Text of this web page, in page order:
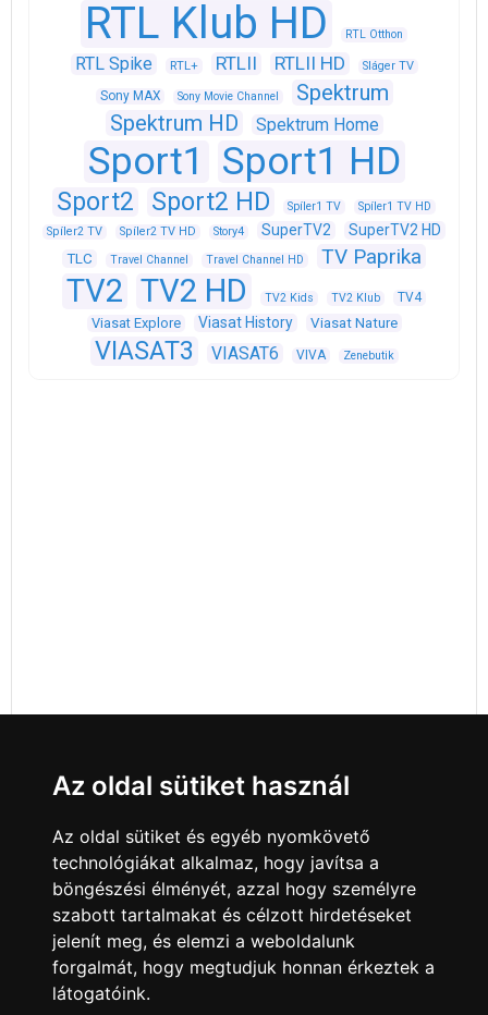
RTL Klub HD
RTL Otthon
RTL Spike RTL+ RTLII RTLII HD Sláger TV
Sony MAX Sony Movie Channel
Spektrum
Spektrum HD
Spektrum Home
Sport1 Sport1 HD
Sport2 Sport2 HD Spíler1 TV
Spíler1 TV HD
Spíler2 TV
Spíler2 TV HD Story4 SuperTV2 SuperTV2 HD
TLC Travel Channel Travel Channel HD TV Paprika
TV2 TV2 HD TV2 Kids TV2 Klub TV4
Viasat Explore Viasat History Viasat Nature
VIASAT3 VIASAT6 VIVA Zenebutik
Minden jog fenntartva © 2008 - 2026
Az oldal sütiket használ
Az oldal sütiket és egyéb nyomkövető
technológiákat alkalmaz, hogy javítsa a
böngészési élményét, azzal hogy személyre
szabott tartalmakat és célzott hirdetéseket
jelenít meg, és elemzi a weboldalunk
forgalmát, hogy megtudjuk honnan érkeztek a
látogatóink.